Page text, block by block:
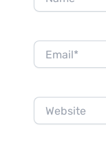
Email*
Website